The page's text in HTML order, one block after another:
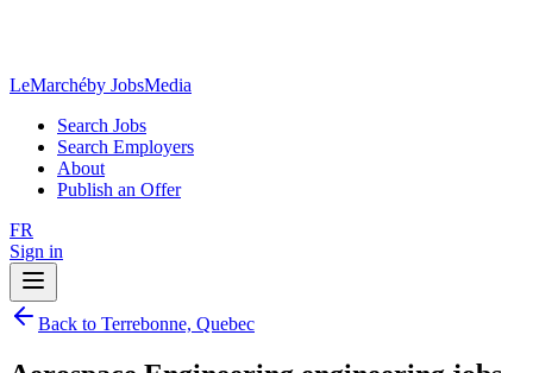
LeMarchéby JobsMedia
Search Jobs
Search Employers
About
Publish an Offer
FR
Sign in
Back to Terrebonne, Quebec